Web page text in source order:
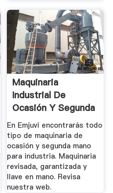
Maquinaria
Industrial De
Ocasión Y Segunda
Mano .
En Emjuvi encontrarás todo
tipo de maquinaria de
ocasión y segunda mano
para industria. Maquinaria
revisada, garantizada y
llave en mano. Revisa
nuestra web.